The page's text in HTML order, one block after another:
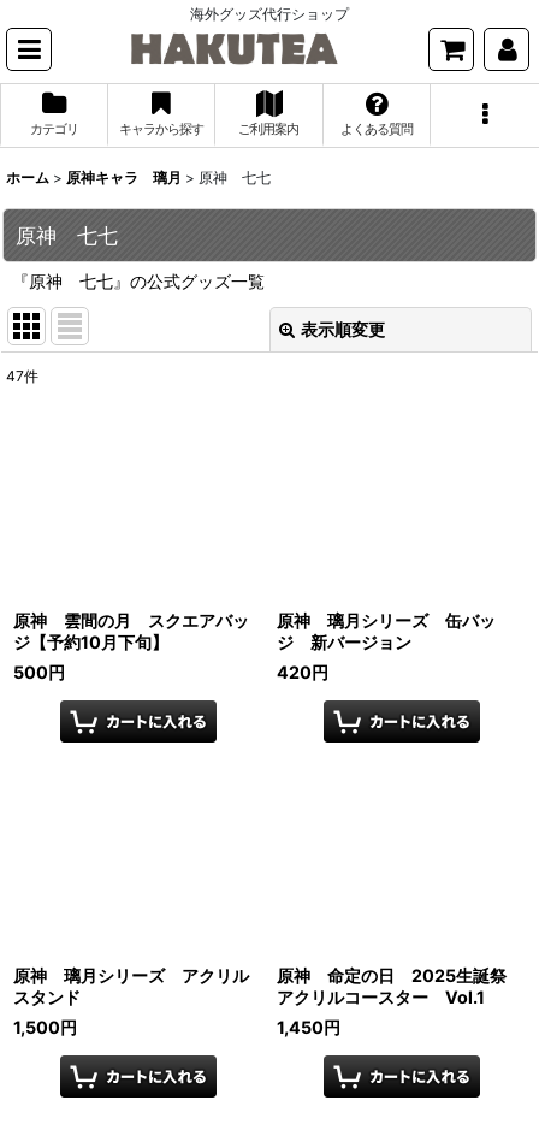
海外グッズ代行ショップ
カテゴリ キャラから探す ご利用案内 よくある質問
ホーム > 原神キャラ 璃月 > 原神 七七
原神 七七
『原神 七七』の公式グッズ一覧
表示順変更
47件
原神 雲間の月 スクエアバッ
ジ【予約10月下旬】
500円
原神 璃月シリーズ 缶バッ
ジ 新バージョン
420円
原神 璃月シリーズ アクリル
スタンド
1,500円
原神 命定の日 2025生誕祭
アクリルコースター Vol.1
1,450円